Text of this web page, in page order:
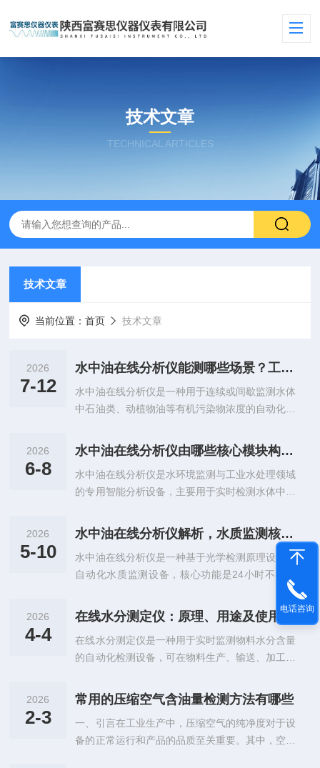
技术文章
TECHNICAL ARTICLES
技术文章
当前位置：首页 技术文章
2026
7-12
水中油在线分析仪能测哪些场景？工业排放与地表水监测解析
水中油在线分析仪是一种用于连续或间歇监测水体
中石油类、动植物油等有机污染物浓度的自动化分
业、地表水监测站及海上平台等领域。石油类污染
物进入水体后，会在水面形成油膜阻碍复氧过程，
对水生生态造成影响。水中油在线分析仪能够实时
测量水样中的含油量，为污染源监控、工艺调整和
物总量控制体系中的常用工具之一。该类型设备的
工作原理主要基于紫外荧光法和红外吸收法两种技
术路径。紫外荧光法利用石油类中的芳香烃在...
2026
6-8
水中油在线分析仪由哪些核心模块构成？
水中油在线分析仪是水环境监测与工业水处理领域
的专用智能分析设备，主要用于实时检测水体中石
测多采用人工采样、实验室化验的模式，存在检测
滞后、频次有限、无法实时预警的问题，难以适配
工业连续生产与水环境动态管控的需求。该设备依
托成熟的光学检测技术，可全天候不间断采集水体
数据，自动完成分析、传输与记录，实现水质含油
指标的动态监测，是现代环保管控与工业工艺优化
的重要智能化装备。油类污染物是水体污染中较为
常见的污染源，少量油污混入水体便会破坏水...
2026
5-10
水中油在线分析仪解析，水质监测核心设备
水中油在线分析仪是一种基于光学检测原理设计的
自动化水质监测设备，核心功能是24小时不间断
检测水体中油类污染物的浓度，实时捕捉油含量变
化，同步完成数据采集、显示与传输，为水质污染
防控、合规排放提供精准数据支撑。其无需人工持
续值守，适配多种水体场景，能快速识别油类污染
隐患，弥补了传统实验室检测耗时久、无法实时监
域的水质监测工具。与上一篇介绍的猪蓝耳病抗体
侧重水质监测领域，核心围绕“实时检测”展...
2026
4-4
在线水分测定仪：原理、用途及使用全解析
在线水分测定仪是一种用于实时监测物料水分含量
的自动化检测设备，可在物料生产、输送、加工全
测，核心由检测探头、信号处理模块、显示控制单
元组成。该设备适配固体、液体等多种物料类型，
检测精准、响应迅速，广泛应用于多个行业的生产
管控中，是保障产品质量、优化生产工艺、降低能
2026
2-3
常用的压缩空气含油量检测方法有哪些
一、引言在工业生产中，压缩空气的纯净度对于设
备的正常运行和产品的品质至关重要。其中，空气
电话咨询